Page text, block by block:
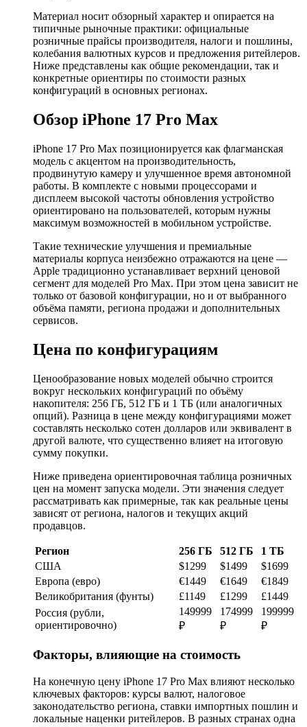
Материал носит обзорный характер и опирается на
типичные рыночные практики: официальные
розничные прайсы производителя, налоги и пошлины,
колебания валютных курсов и предложения ритейлеров.
Ниже представлены как общие рекомендации, так и
конкретные ориентиры по стоимости разных
конфигураций в основных регионах.
Обзор iPhone 17 Pro Max
iPhone 17 Pro Max позиционируется как флагманская
модель с акцентом на производительность,
продвинутую камеру и улучшенное время автономной
работы. В комплекте с новыми процессорами и
дисплеем высокой частоты обновления устройство
ориентировано на пользователей, которым нужны
максимум возможностей в мобильном устройстве.
Такие технические улучшения и премиальные
материалы корпуса неизбежно отражаются на цене —
Apple традиционно устанавливает верхний ценовой
сегмент для моделей Pro Max. При этом цена зависит не
только от базовой конфигурации, но и от выбранного
объёма памяти, региона продажи и дополнительных
сервисов.
Цена по конфигурациям
Ценообразование новых моделей обычно строится
вокруг нескольких конфигураций по объёму
накопителя: 256 ГБ, 512 ГБ и 1 ТБ (или аналогичных
опций). Разница в цене между конфигурациями может
составлять несколько сотен долларов или эквивалент в
другой валюте, что существенно влияет на итоговую
сумму покупки.
Ниже приведена ориентировочная таблица розничных
цен на момент запуска модели. Эти значения следует
рассматривать как примерные, так как реальные цены
зависят от региона, налогов и текущих акций
продавцов.
Регион 256 ГБ 512 ГБ
1 ТБ
США
$1299 $1499
$1699
Европа (евро)
€1449 €1649
€1849
Великобритания (фунты)
£1149 £1299
£1449
Россия (рубли,
ориентировочно)
149999
₽
174999
₽
199999
₽
Факторы, влияющие на стоимость
На конечную цену iPhone 17 Pro Max влияют несколько
ключевых факторов: курсы валют, налоговое
законодательство региона, ставки импортных пошлин и
локальные наценки ритейлеров. В разных странах одна